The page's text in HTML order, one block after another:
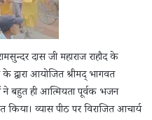
दास जी महाराज राहौद के
द्वारा आयोजित श्रीमद् भागवत
ने बहुत ही आत्मियता पूर्वक भजन
व्यास पीठ पर विराजित आचार्य